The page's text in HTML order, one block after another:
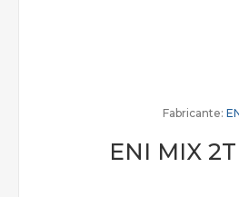
Fabricante:
ENI MIX